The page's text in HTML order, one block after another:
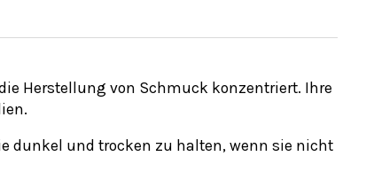
Herstellung von Schmuck konzentriert. Ihre
dunkel und trocken zu halten, wenn sie nicht